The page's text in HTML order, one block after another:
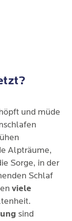
und müde
Alpträume,
Sorge, in der
Schlaf
viele
sind